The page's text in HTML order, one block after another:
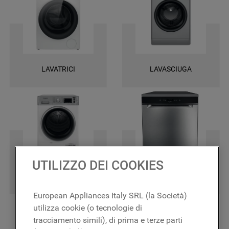
una garanzia di 2 anni su tutti i ricambi e la certezza di ottenere le
massime prestazioni.
LAVATRICI LAVASCIUGA
UTILIZZO DEI COOKIES
European Appliances Italy SRL (la Società)
utilizza cookie (o tecnologie di
tracciamento simili), di prima e terze parti